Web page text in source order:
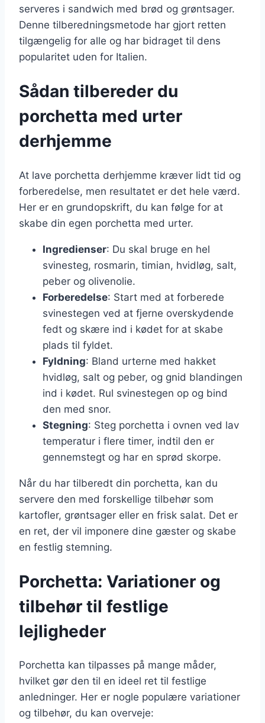
serveres i sandwich med brød og grøntsager.
Denne tilberedningsmetode har gjort retten
tilgængelig for alle og har bidraget til dens
popularitet uden for Italien.
Sådan tilbereder du
porchetta med urter
derhjemme
At lave porchetta derhjemme kræver lidt tid og
forberedelse, men resultatet er det hele værd.
Her er en grundopskrift, du kan følge for at
skabe din egen porchetta med urter.
Ingredienser: Du skal bruge en hel
svinesteg, rosmarin, timian, hvidløg, salt,
peber og olivenolie.
Forberedelse: Start med at forberede
svinestegen ved at fjerne overskydende
fedt og skære ind i kødet for at skabe
plads til fyldet.
Fyldning: Bland urterne med hakket
hvidløg, salt og peber, og gnid blandingen
ind i kødet. Rul svinestegen op og bind
den med snor.
Stegning: Steg porchetta i ovnen ved lav
temperatur i flere timer, indtil den er
gennemstegt og har en sprød skorpe.
Når du har tilberedt din porchetta, kan du
servere den med forskellige tilbehør som
kartofler, grøntsager eller en frisk salat. Det er
en ret, der vil imponere dine gæster og skabe
en festlig stemning.
Porchetta: Variationer og
tilbehør til festlige
lejligheder
Porchetta kan tilpasses på mange måder,
hvilket gør den til en ideel ret til festlige
anledninger. Her er nogle populære variationer
og tilbehør, du kan overveje: